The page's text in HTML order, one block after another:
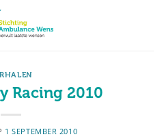
Racing 2010
1 SEPTEMBER 2010